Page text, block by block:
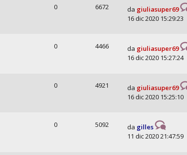
0 6672 da giuliasuper69
16 dic 2020 15:29:23
0 4466 da giuliasuper69
16 dic 2020 15:27:24
0 4921 da giuliasuper69
16 dic 2020 15:25:10
0 5092 da gilles
11 dic 2020 21:47:59